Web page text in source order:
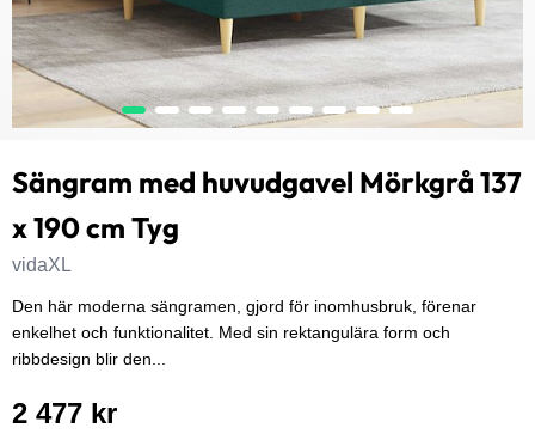
Sängram med huvudgavel Mörkgrå 137
x 190 cm Tyg
vidaXL
Den här moderna sängramen, gjord för inomhusbruk, förenar
enkelhet och funktionalitet. Med sin rektangulära form och
ribbdesign blir den...
2 477 kr